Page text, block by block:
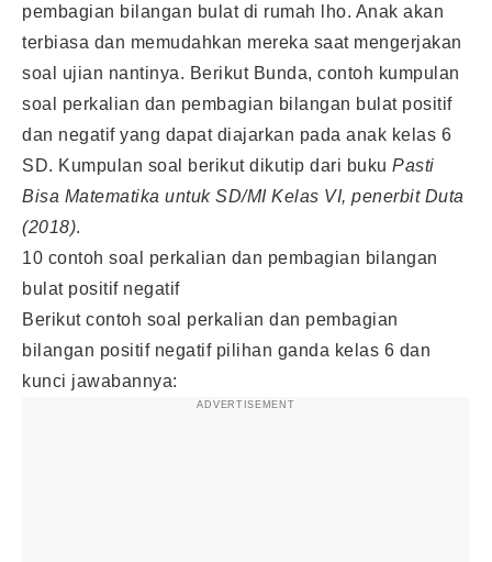
pembagian bilangan bulat di rumah lho. Anak akan
terbiasa dan memudahkan mereka saat mengerjakan
soal ujian nantinya. Berikut Bunda, contoh kumpulan
soal perkalian dan pembagian bilangan bulat positif
dan negatif yang dapat diajarkan pada anak kelas 6
SD. Kumpulan soal berikut dikutip dari buku Pasti
Bisa Matematika untuk SD/MI Kelas VI, penerbit Duta
(2018).
10 contoh soal perkalian dan pembagian bilangan
bulat positif negatif
Berikut contoh soal perkalian dan pembagian
bilangan positif negatif pilihan ganda kelas 6 dan
kunci jawabannya:
ADVERTISEMENT